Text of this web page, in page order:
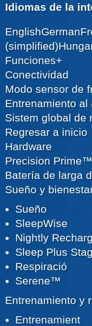
Idiomas de la
Funciones+
Conectividad
Modo sensor de
Entrenamiento
Sistem global de
Regresar a inicio
Hardware
Precision Prime™
Batería de larga
Sueño y
Sueño
SleepWise
Nightly
Sleep Plus
Respiració
Serene™
Entrenamiento y
Entrenamient